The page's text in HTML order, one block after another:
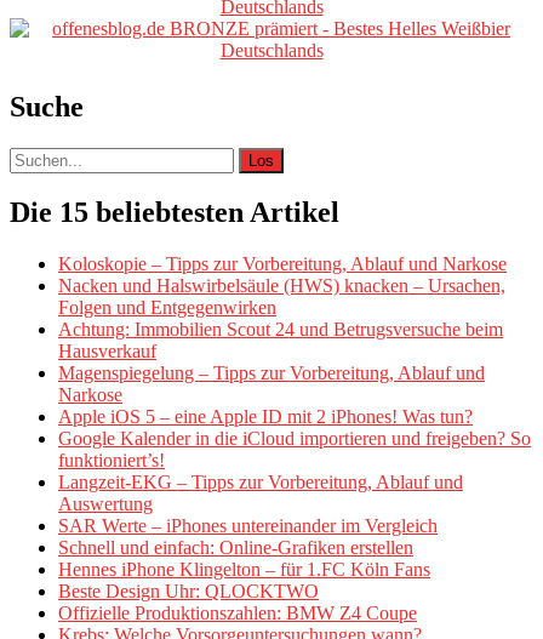
Suche
Suche
nach:
Die 15 beliebtesten Artikel
Koloskopie – Tipps zur Vorbereitung, Ablauf und Narkose
Nacken und Halswirbelsäule (HWS) knacken – Ursachen,
Folgen und Entgegenwirken
Achtung: Immobilien Scout 24 und Betrugsversuche beim
Hausverkauf
Magenspiegelung – Tipps zur Vorbereitung, Ablauf und
Narkose
Apple iOS 5 – eine Apple ID mit 2 iPhones! Was tun?
Google Kalender in die iCloud importieren und freigeben? So
funktioniert’s!
Langzeit-EKG – Tipps zur Vorbereitung, Ablauf und
Auswertung
SAR Werte – iPhones untereinander im Vergleich
Schnell und einfach: Online-Grafiken erstellen
Hennes iPhone Klingelton – für 1.FC Köln Fans
Beste Design Uhr: QLOCKTWO
Offizielle Produktionszahlen: BMW Z4 Coupe